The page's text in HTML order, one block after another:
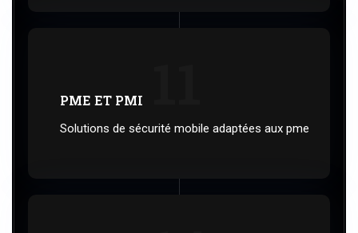
PME ET PMI
Solutions de sécurité mobile adaptées aux pme